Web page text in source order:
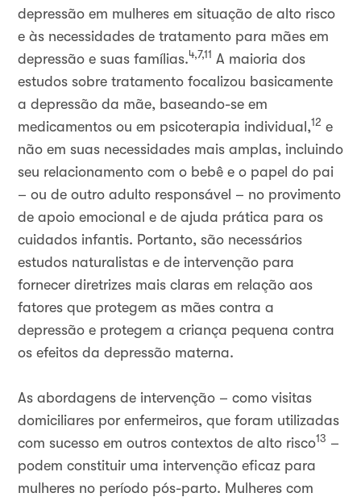
depressão em mulheres em situação de alto risco
e às necessidades de tratamento para mães em
depressão e suas famílias.4,7,11 A maioria dos
estudos sobre tratamento focalizou basicamente
a depressão da mãe, baseando-se em
medicamentos ou em psicoterapia individual,12 e
não em suas necessidades mais amplas, incluindo
seu relacionamento com o bebê e o papel do pai
– ou de outro adulto responsável – no provimento
de apoio emocional e de ajuda prática para os
cuidados infantis. Portanto, são necessários
estudos naturalistas e de intervenção para
fornecer diretrizes mais claras em relação aos
fatores que protegem as mães contra a
depressão e protegem a criança pequena contra
os efeitos da depressão materna.
As abordagens de intervenção – como visitas
domiciliares por enfermeiros, que foram utilizadas
com sucesso em outros contextos de alto risco13 –
podem constituir uma intervenção eficaz para
mulheres no período pós-parto. Mulheres com